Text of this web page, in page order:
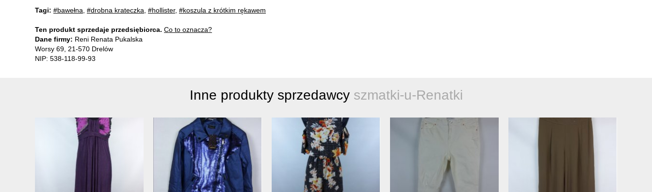
Tagi: #bawełna #drobna krateczka #hollister, #koszula z krótkim rękawem
Ten produkt sprzedaje przedsiębiorca. Co to oznacza?
Dane firmy: Reni Renata Pukalska
Worsy 69, 21-570 Drelów
NIP: 538-118-99-93
Inne produkty sprzedawcy szmatki-u-Renatki